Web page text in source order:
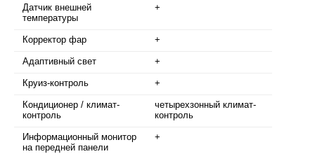
Датчик внешней
температуры
+
Корректор фар +
Адаптивный свет +
Круиз-контроль +
Кондиционер / климат-
контроль
четырехзонный климат-
контроль
Информационный монитор
на передней панели
+